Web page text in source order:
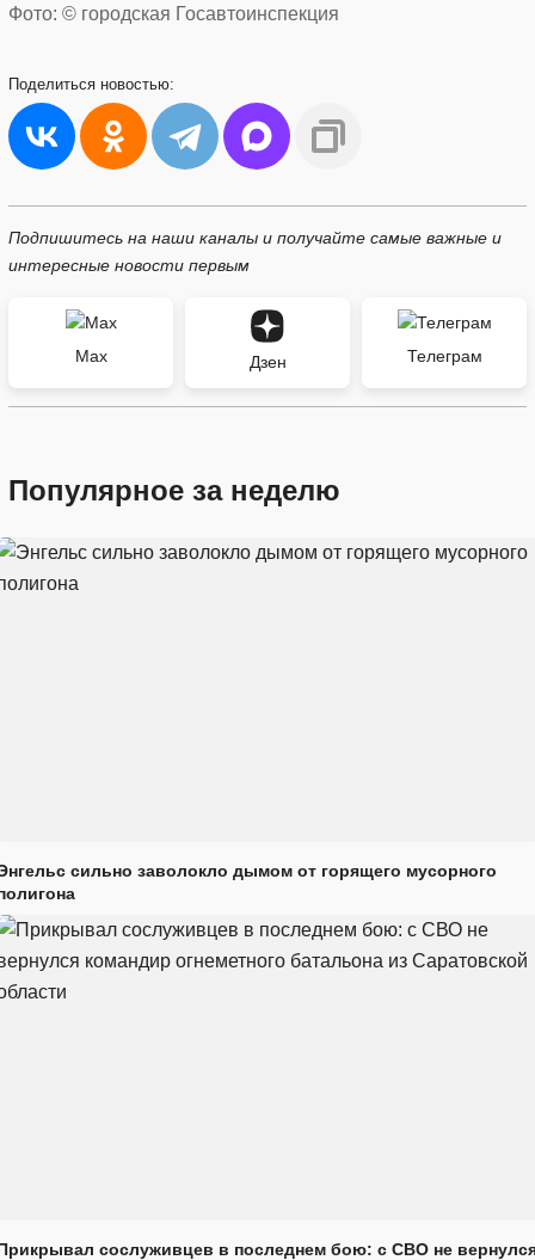
Фото: © городская Госавтоинспекция
Поделиться новостью:
Подпишитесь на наши каналы и получайте самые важные и
интересные новости первым
Max Дзен Телеграм
Популярное за неделю
сильно заволокло дымом от горящего мусорного
сослуживцев в последнем бою: с СВО не